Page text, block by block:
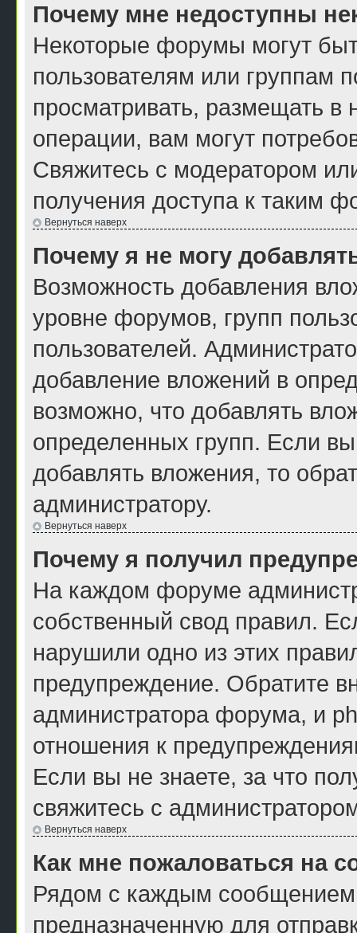
Почему мне недоступны
Некоторые форумы могут
пользователям или группам
просматривать, размещать
операции, вам могут
Свяжитесь с модератором
получения доступа к таким
Вернуться наверх
Почему я не могу
Возможность добавления
уровне форумов, групп
пользователей.
добавление вложений в
возможно, что добавлять
определенных групп. Если
добавлять вложения, то
администратору.
Вернуться наверх
Почему я получил
На каждом форуме
собственный свод правил.
нарушили одно из этих
предупреждение. Обратите
администратора форума, и
отношения к
Если вы не знаете, за что
свяжитесь с
Вернуться наверх
Как мне пожаловаться на
Рядом с каждым сообщением
предназначенную для